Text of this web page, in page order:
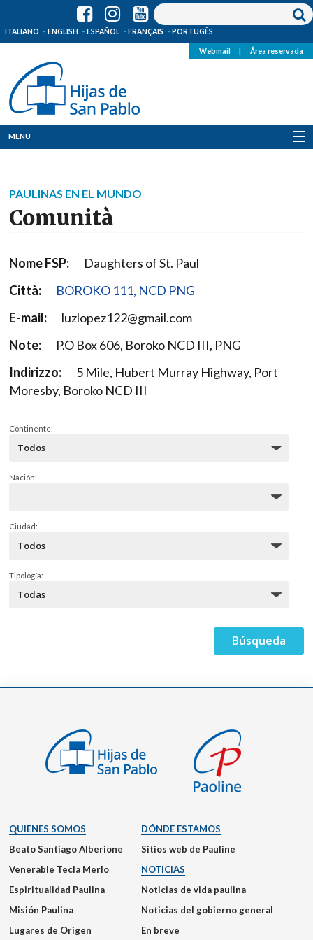
ITALIANO ENGLISH ESPAÑOL FRANÇAIS PORTUGÊS
Webmail Área reservada
MENU
Dónde estamos
Recursos
PAULINAS EN EL MUNDO
Comunità
Nome FSP:
Daughters of St. Paul
Città:
BOROKO 111, NCD PNG
E-mail:
luzlopez122@gmail.com
Note:
P.O Box 606, Boroko NCD III, PNG
Indirizzo:
5 Mile, Hubert Murray Highway, Port
Moresby, Boroko NCD III
Continente:
Nación:
Ciudad:
Tipología:
QUIENES SOMOS
Beato Santiago Alberione
Venerable Tecla Merlo
Espiritualidad Paulina
Misión Paulina
Lugares de Origen
DÓNDE ESTAMOS
Sitios web de Pauline
NOTICIAS
Noticias de vida paulina
Noticias del gobierno general
En breve